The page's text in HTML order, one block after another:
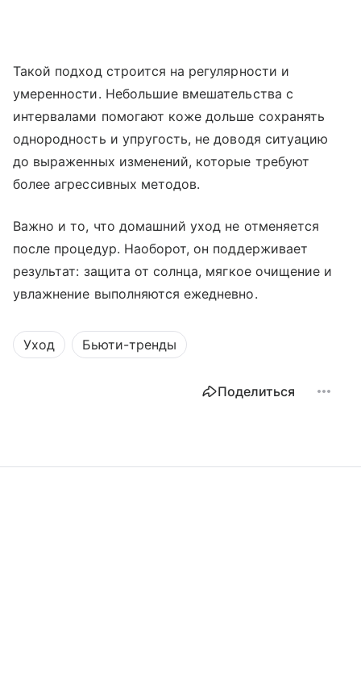
Такой подход строится на регулярности и
умеренности. Небольшие вмешательства с
интервалами помогают коже дольше сохранять
однородность и упругость, не доводя ситуацию
до выраженных изменений, которые требуют
более агрессивных методов.
Важно и то, что домашний уход не отменяется
после процедур. Наоборот, он поддерживает
результат: защита от солнца, мягкое очищение и
увлажнение выполняются ежедневно.
Уход Бьюти-тренды
Поделиться